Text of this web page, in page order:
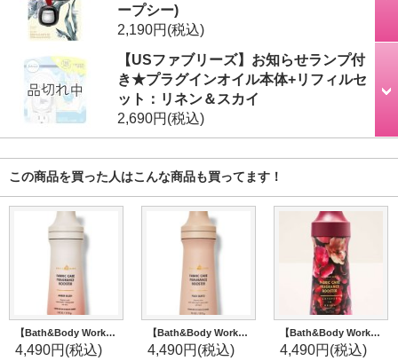
ープシー)
2,190円(税込)
【USファブリーズ】お知らせランプ付
き★プラグインオイル本体+リフィルセ
ット：リネン＆スカイ
2,690円(税込)
この商品を買った人はこんな商品も買ってます！
【Bath&Body Works】フレグランスブースター(18oz/510g)：アンバーブラッシュ
4,490円 (税込)
【Bath&Body Works】フレグランスブースター(18oz/510g)：パロサント
4,490円 (税込)
【Bath&Body Works】フレグランスブースター(18oz/510g)：Covered in Rose (カバーインローズ)
4,490円 (税込)